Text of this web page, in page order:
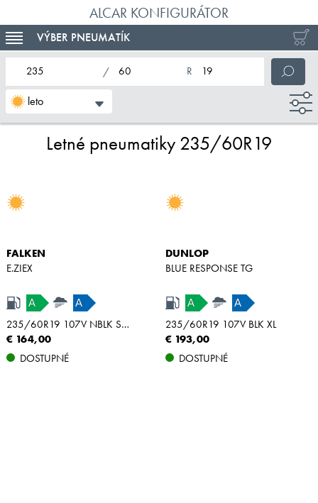
ALCAR KONFIGURÁTOR
TOGGLE NAVIGATION
VÝBER PNEUMATÍK
leto
nominálna šírka pneumatiky
profil pneumatiky
nominálny priemer pneumatiky
Letné pneumatiky 235/60R19
FALKEN
E.ZIEX
A A
235/60R19 107V NBLK SILENT XL
€ 164,00
DOSTUPNÉ
DUNLOP
BLUE RESPONSE TG
A A
235/60R19 107V BLK XL
€ 193,00
DOSTUPNÉ